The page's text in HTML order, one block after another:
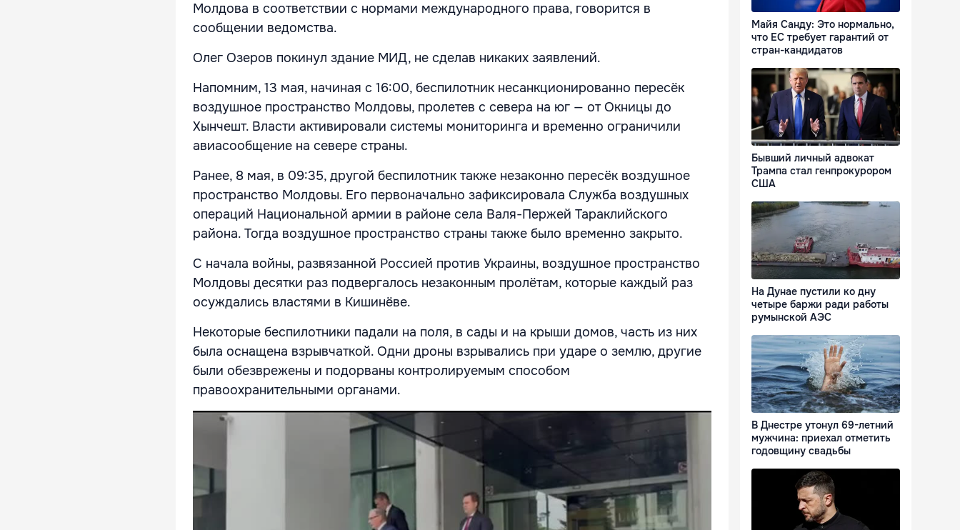
Молдова в соответствии с нормами международного права, говорится в
сообщении ведомства.
Олег Озеров покинул здание МИД, не сделав никаких заявлений.
Напомним, 13 мая, начиная с 16:00, беспилотник несанкционированно пересёк
воздушное пространство Молдовы, пролетев с севера на юг — от Окницы до
Хынчешт. Власти активировали системы мониторинга и временно ограничили
авиасообщение на севере страны.
Ранее, 8 мая, в 09:35, другой беспилотник также незаконно пересёк воздушное
пространство Молдовы. Его первоначально зафиксировала Служба воздушных
операций Национальной армии в районе села Валя-Пержей Тараклийского
района. Тогда воздушное пространство страны также было временно закрыто.
С начала войны, развязанной Россией против Украины, воздушное пространство
Молдовы десятки раз подвергалось незаконным пролётам, которые каждый раз
осуждались властями в Кишинёве.
Некоторые беспилотники падали на поля, в сады и на крыши домов, часть из них
была оснащена взрывчаткой. Одни дроны взрывались при ударе о землю, другие
были обезврежены и подорваны контролируемым способом
правоохранительными органами.
Майя Санду: Это нормально,
что ЕС требует гарантий от
стран-кандидатов
Бывший личный адвокат
Трампа стал генпрокурором
США
На Дунае пустили ко дну
четыре баржи ради работы
румынской АЭС
В Днестре утонул 69-летний
мужчина: приехал отметить
годовщину свадьбы